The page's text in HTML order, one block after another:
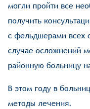
могли пройти все
получить
с фельдшерами всех
случае осложнений
районную больницу
В этом году в
методы лечения.